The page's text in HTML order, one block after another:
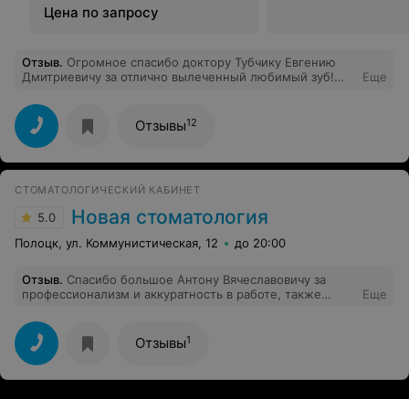
Цена по запросу
Отзыв. Огромное спасибо доктору Тубчику Евгению
Дмитриевичу за отлично вылеченный любимый зуб!
обязательно буду обращаться и советовать другим.
Еще
Отзывы12
СТОМАТОЛОГИЧЕСКИЙ КАБИНЕТ
5.0 Новая стоматология
Полоцк, ул. Коммунистическая, 12 до 20:00
Отзыв. Cпасибо большое Антону Вячеславовичу за
профессионализм и аккуратность в работе, также
безболезненную работу. Рекомендую.
Еще
Отзывы1